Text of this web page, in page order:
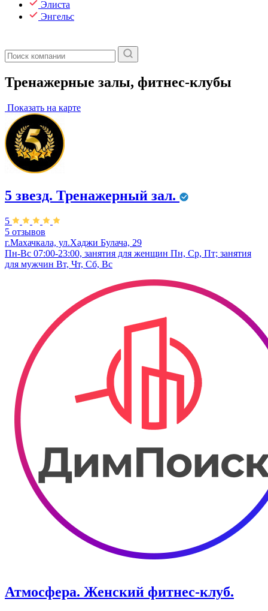
Элиста
Энгельс
Тренажерные залы, фитнес-клубы
Показать на карте
5 звезд. Тренажерный зал.
5
5 отзывов
г.Махачкала, ул.Хаджи Булача, 29
Пн-Вс 07:00-23:00, занятия для женщин Пн, Ср, Пт; занятия
для мужчин Вт, Чт, Сб, Вс
Атмосфера. Женский фитнес-клуб.